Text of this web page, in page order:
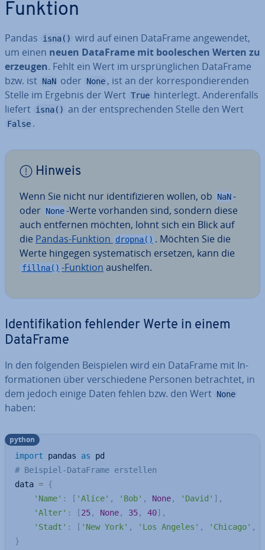
Funktion
Pandas isna() wird auf einen DataFrame an­ge­wen­det,
um einen neuen DataFrame mit boole­schen Werten zu
erzeugen. Fehlt ein Wert im ur­sprüng­li­chen DataFrame
bzw. ist NaN oder None , ist an der kor­re­spon­die­ren­den
Stelle im Ergebnis der Wert True hin­ter­legt. An­de­ren­falls
liefert isna() an der ent­spre­chen­den Stelle den Wert
False .
Hinweis
Wenn Sie nicht nur iden­ti­fi­zie­ren wollen, ob NaN -
oder None -Werte vorhanden sind, sondern diese
auch entfernen möchten, lohnt sich ein Blick auf
die Pandas-Funktion dropna() . Möchten Sie die
Werte hingegen sys­te­ma­tisch ersetzen, kann die
fillna() -Funktion aushelfen.
Iden­ti­fi­ka­ti­on fehlender Werte in einem
DataFrame
In den folgenden Bei­spie­len wird ein DataFrame mit In­
for­ma­tio­nen über ver­schie­de­ne Personen be­trach­tet, in
dem jedoch einige Daten fehlen bzw. den Wert None
haben:
import pandas as
# Beispiel-DataFrame erstellen
data = {
'Name' : [ 'Alice' , 'Bob' , None, 'David' ] ,
'Alter' : [25, None, 35, 40] ,
'Stadt' : [ 'New York' , 'Los Angeles' , 'Chicago' ,
}
python